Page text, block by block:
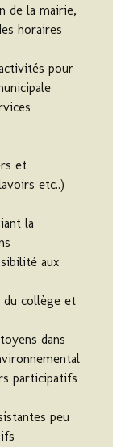
de la mairie,
horaires
pour
et
etc..)
la
aux
du collège et
dans
participatifs
peu